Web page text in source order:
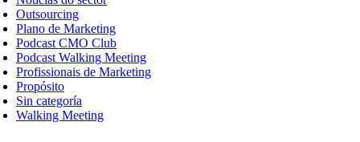
Outsourcing
Plano de Marketing
Podcast CMO Club
Podcast Walking Meeting
Profissionais de Marketing
Propósito
Sin categoría
Walking Meeting